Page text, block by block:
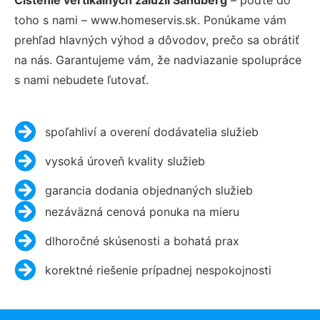
toho s nami – www.homeservis.sk. Ponúkame vám
prehľad hlavných výhod a dôvodov, prečo sa obrátiť
na nás. Garantujeme vám, že nadviazanie spolupráce
s nami nebudete ľutovať.
spoľahliví a overení dodávatelia služieb
vysoká úroveň kvality služieb
garancia dodania objednaných služieb
nezáväzná cenová ponuka na mieru
dlhoročné skúsenosti a bohatá prax
korektné riešenie prípadnej nespokojnosti